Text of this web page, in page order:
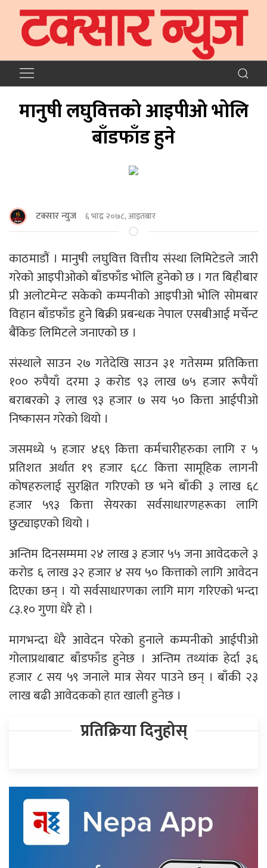
मानुषी लघुवित्तको आइपीओ भोलि
बाँडफाँड हुने
टक्सार न्युज ६ भाद्र २०७८, आइतबार
काठमाडौं । मानुषी लघुवित्त वित्तीय संस्था लिमिटेडले जारी
गरेको आइपीओको बाँडफाँड भोलि हुनेको छ । गत बिहीबार
प्री अलोटमेन्ट सकेको कम्पनीको आइपीओ भोलि सोमबार
विहान बाँडफाँड हुने बिक्री प्रबन्धक नेपाल एसबीआई मर्चेन्ट
बैंकिङ लिमिटले जनाएको छ ।
संस्थाले साउन २७ गतेदेखि साउन ३१ गतेसम्म प्रतिकित्ता
१०० रुपैयाँ दरमा ३ करोड ९३ लाख ७५ हजार रूपैयाँ
बराबरको ३ लाख ९३ हजार ७ सय ५० कित्ता आईपीओ
निष्कासन गरेको थियो ।
जसमध्ये ५ हजार ४६९ कित्ता कर्मचारीहरुका लागि र ५
प्रतिशत अर्थात १९ हजार ६८८ कित्ता सामूहिक लागनी
कोषहरुलाई सुरक्षित गरिएको छ भने बाँकी ३ लाख ६८
हजार ५९३ कित्ता सेयरका सर्वसाधारणहरूका लागि
छुट्याइएको थियो ।
अन्तिम दिनसम्ममा २४ लाख ३ हजार ५५ जना आवेदकले ३
करोड ६ लाख ३२ हजार ४ सय ५० कित्ताको लागि आवेदन
दिएका छन् । यो सर्वसाधारणका लागि माग गरिएको भन्दा
८३.१० गुणा धेरै हो ।
मागभन्दा धेरै आवेदन परेको हुनाले कम्पनीको आईपीओ
गोलाप्रथाबाट बाँडफाँड हुनेछ । अन्तिम तथ्यांक हेर्दा ३६
हजार ८ सय ५९ जनाले मात्र सेयर पाउने छन् । बाँकी २३
लाख बढी आवेदकको हात खाली हुनेछ ।
प्रतिक्रिया दिनुहोस्